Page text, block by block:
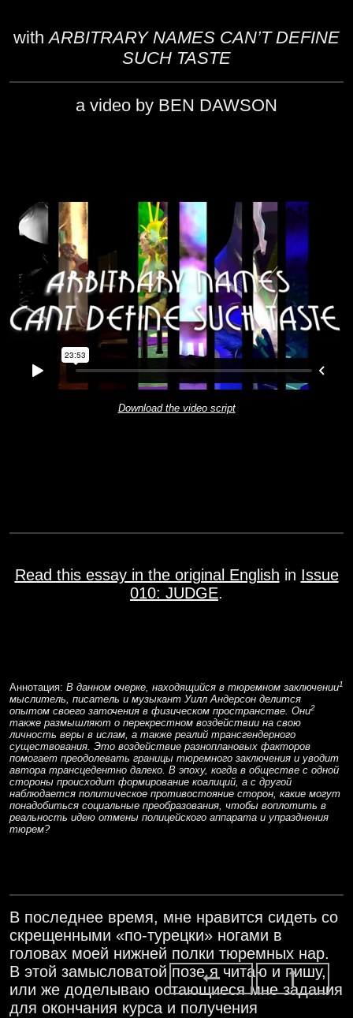
withARBITRARY NAMES CAN’T DEFINE
SUCH TASTE
a video by BEN DAWSON
Download the video script
Read this essay in the original English in Issue
010: JUDGE.
Аннотация: В данном очерке, находящийся в тюремном заключении1
мыслитель, писатель и музыкант Уилл Андерсон делится
опытом своего заточения в физическом пространстве. Они2
также размышляют о перекрестном воздействии на свою
личность веры в ислам, а также реалий трансгендерного
существования. Это воздействие разноплановых факторов
помогает преодолевать границы тюремного заключения и уводит
автора трансцедентно далеко. В эпоху, когда в обществе с одной
стороны происходит формирование коалиций, а с другой
наблюдается политическое противостояние сторон, какие могут
понадобиться социальные преобразования, чтобы воплотить в
реальность идею отмены полицейского аппарата и упразднения
тюрем?
В последнее время, мне нравится сидеть со
скрещенными «по-турецки» ногами в
головах моей нижней полки тюремных нар.
В этой замысловатой позе я читаю и пишу,
или же доделываю остающиеся мне задания
для окончания курса и получения